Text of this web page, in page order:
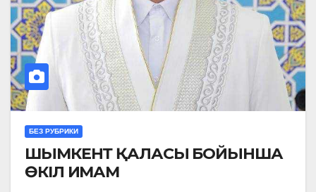
БЕЗ РУБРИКИ
ШЫМКЕНТ ҚАЛАСЫ БОЙЫНША
ӨКІЛ ИМАМ